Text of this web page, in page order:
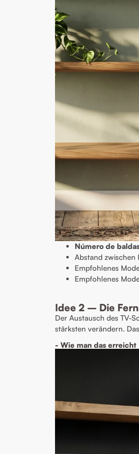
Número de
Abstand
Empfohlenes
Empfohlenes
Idee 2 – Die
Der Austausch des TV-
stärksten verändern.
- Wie man das erreicht